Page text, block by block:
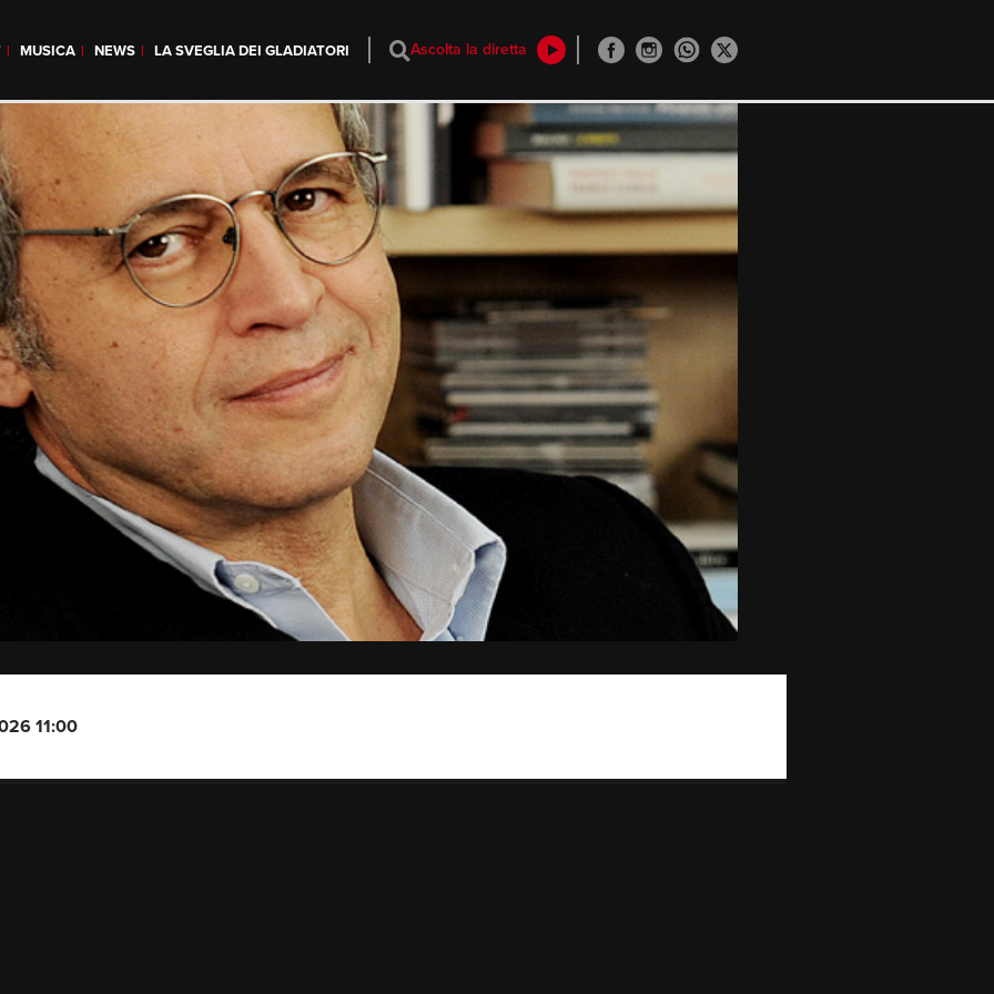
MUSICA NEWS LA SVEGLIA DEI GLADIATORI Ascolta la diretta
11:00